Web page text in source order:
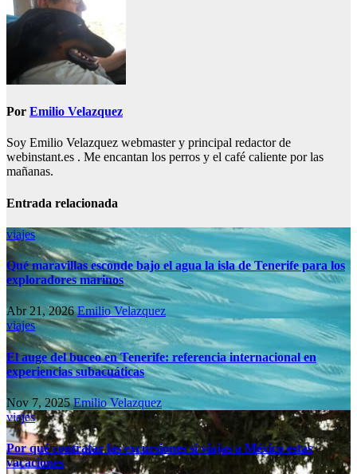
Por Emilio Velazquez
Soy Emilio Velazquez webmaster y principal redactor de
webinstant.es . Me encantan los perros y el café caliente por las
mañanas.
Entrada relacionada
viajes
Qué maravillas esconde bajo el agua la isla de Tenerife para los
exploradores marinos
Abr 21, 2026Emilio Velazquez
viajes
El auge del buceo en Tenerife: referencia internacional en
experiencias subacuáticas
Nov 7, 2025Emilio Velazquez
viajes
Por qué contratar las excursiones si viajas a México estas
vacaciones